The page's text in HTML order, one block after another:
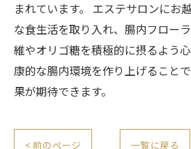
まれています。 エステサロンにお
な食生活を取り入れ、腸内フロー
維やオリゴ糖を積極的に摂るよう
康的な腸内環境を作り上げること
果が期待できます。
< 前のページ 一覧に戻る